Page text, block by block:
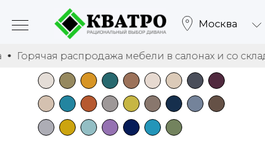
Москва
распродажа мебели в салонах и со склада